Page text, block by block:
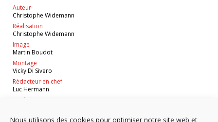
Nous utilisons des cookies pour optimiser notre site web et
Auteur
Christophe Widemann
Réalisation
Christophe Widemann
Image
Martin Boudot
Montage
Vicky Di Sivero
Rédacteur en chef
Luc Hermann
Durée